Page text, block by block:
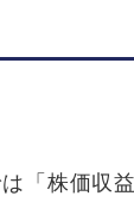
「株価収